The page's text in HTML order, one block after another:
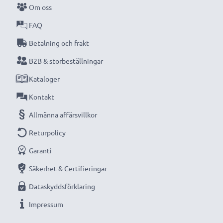
Om oss
FAQ
Betalning och frakt
B2B & storbeställningar
Kataloger
Kontakt
Allmänna affärsvillkor
Returpolicy
Garanti
Säkerhet & Certifieringar
Dataskyddsförklaring
Impressum